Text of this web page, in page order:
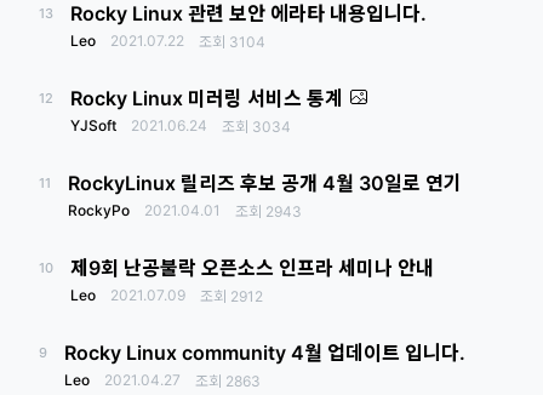
13 Rocky Linux 관련 보안 에라타 내용입니다.
Leo 2021.07.22 조회 3104
12 Rocky Linux 미러링 서비스 통계
YJSoft 2021.06.24 조회 3034
11 RockyLinux 릴리즈 후보 공개 4월 30일로 연기
RockyPo 2021.04.01 조회 2943
10 제9회 난공불락 오픈소스 인프라 세미나 안내
Leo 2021.07.09 조회 2912
9 Rocky Linux community 4월 업데이트 입니다.
Leo 2021.04.27 조회 2863